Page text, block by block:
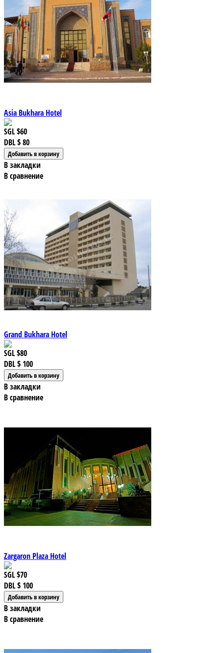
Asia Bukhara Hotel
SGL$60
DBL$ 80
В закладки
В сравнение
Grand Bukhara Hotel
SGL$80
DBL$ 100
В закладки
В сравнение
Zargaron Plaza Hotel
SGL$70
DBL$ 100
В закладки
В сравнение